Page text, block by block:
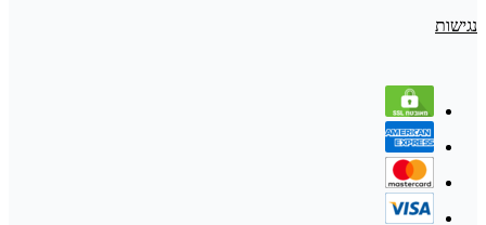
נגישות